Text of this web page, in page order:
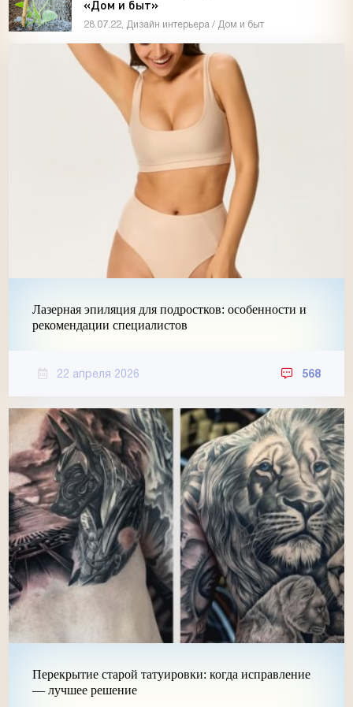
«Дом и быт»
28.07.22, Дизайн интерьера / Дом и быт
Лазерная эпиляция для подростков: особенности и
рекомендации специалистов
22 апреля 2026 568
Перекрытие старой татуировки: когда исправление
— лучшее решение